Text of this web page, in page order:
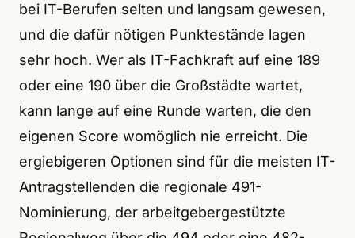
bei IT-Berufen selten und langsam gewesen,
und die dafür nötigen Punktestände lagen
sehr hoch. Wer als IT-Fachkraft auf eine 189
oder eine 190 über die Großstädte wartet,
kann lange auf eine Runde warten, die den
eigenen Score womöglich nie erreicht. Die
ergiebigeren Optionen sind für die meisten IT-
Antragstellenden die regionale 491-
Nominierung, der arbeitgebergestützte